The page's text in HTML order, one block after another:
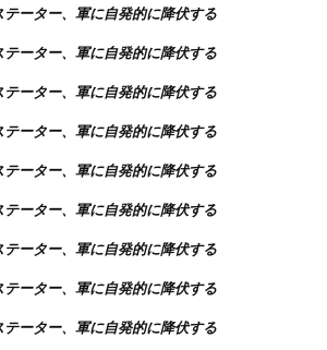
テーター、軍に自発的に降伏する
テーター、軍に自発的に降伏する
テーター、軍に自発的に降伏する
テーター、軍に自発的に降伏する
テーター、軍に自発的に降伏する
テーター、軍に自発的に降伏する
テーター、軍に自発的に降伏する
テーター、軍に自発的に降伏する
テーター、軍に自発的に降伏する